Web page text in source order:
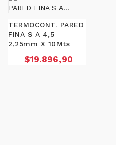
TERMOCONT. PARED
FINA S A 4,5
2,25mm X 10Mts
Precio
$19.896,90